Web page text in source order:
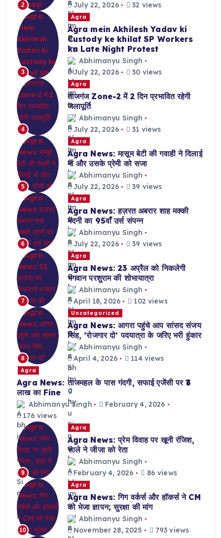
2
July 22, 2026
32 views
3
Agra
Agra mein Akhilesh Yadav ki
Custody ke khilaf SP Workers
ka Late Night Protest
Abhimanyu Singh
July 22, 2026
30 views
4
Agra
ताजगंज Zone-2 में 2 दिन प्रभावित रहेगी
जलापूर्ति
Abhimanyu Singh
July 22, 2026
31 views
5
Agra
Agra News: मासूम बेटी की गवाही ने दिलाई
मां और उसके प्रेमी को सजा
Abhimanyu Singh
July 22, 2026
39 views
6
Agra
Agra News: हज़रत अबरार शाह मक्की
मदनी का 95वाँ उर्स संपन्न
Abhimanyu Singh
July 22, 2026
39 views
7
Agra
Agra News: 23 अप्रैल को निकलेगी
भगवान परशुराम की शोभायात्रा
Abhimanyu Singh
April 18, 2026
102 views
8
Uncategorized
Agra News: आगरा पहुंचे आप सांसद संजय
सिंह, ‘रोजगार दो’ पदयात्रा के जरिए भरी हुंकार
Abhimanyu Singh
April 4, 2026
114 views
Agra
Agra News: ताजमहल के पास गंदगी, सफाई एजेंसी पर ₹3
लाख का Fine
Abhimanyu Singh
February 4, 2026
176 views
9
Agra
Agra News: प्रेम विवाह पर खूनी रंजिश,
साले ने जीजा को रेता
Abhimanyu Singh
February 4, 2026
86 views
10
Agra
Agra News: गिग वर्कर्स और हॉकर्स ने CM
को भेजा ज्ञापन; सुरक्षा की मांग
Abhimanyu Singh
November 28, 2025
793 views